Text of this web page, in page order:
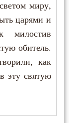
миру,
царями и
милостив
обитель.
как
эту святую